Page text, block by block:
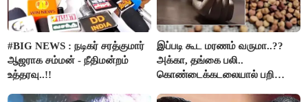
#BIG NEWS : நடிகர் சரத்குமார்
ஆஜராக சம்மன் - நீதிமன்றம்
உத்தரவு..!!
இப்படி கூட மரணம் வருமா..??
அக்கா, தங்கை பலி..
கொண்டைக்கடலையால் பறிபோன